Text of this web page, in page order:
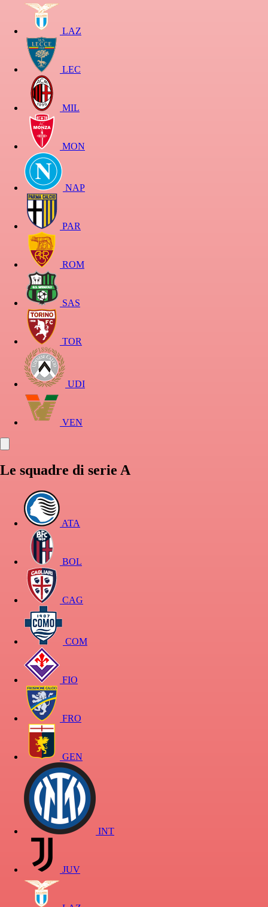
LAZ
LEC
MIL
MON
NAP
PAR
ROM
SAS
TOR
UDI
VEN
Le squadre di serie A
ATA
BOL
CAG
COM
FIO
FRO
GEN
INT
JUV